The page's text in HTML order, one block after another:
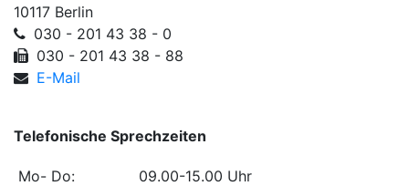
10117 Berlin
030 - 201 43 38 - 0
030 - 201 43 38 - 88
E-Mail
Telefonische Sprechzeiten
Mo- Do:
09.00-15.00 Uhr